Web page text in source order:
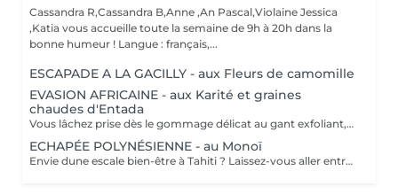
Cassandra R,Cassandra B,Anne ,An Pascal,Violaine Jessica
,Katia vous accueille toute la semaine de 9h à 20h dans la
bonne humeur ! Langue : français,...
ESCAPADE A LA GACILLY - aux Fleurs de camomille
EVASION AFRICAINE - aux Karité et graines
chaudes d'Entada
Vous lâchez prise dès le gommage délicat au gant exfoliant, qui alterne lissages et effleurages. Notre esthéticienne applique ensuite lonctueuse huile Orientale à base dhuile dArgan sur lensemble de votre corps et grâce à sa gestuelle précise libère lensemble des tensions. Bénéfices : Vous êtes délassée et votre peau est douce et satinée.
ECHAPÉE POLYNÉSIENNE - au Monoï
Envie dune escale bien-être à Tahiti ? Laissez-vous aller entre nos mains, lors dun voyage des sens à lhuile de Monoï. Secret de beauté des vahinés, le Monoï est extrait des fleurs de Tiaré, emblèmes de Tahiti. Ce modelage inspiré de la tradition ancestrale polynésienne permet à lensemble de votre corps de retrouver son harmonie. De longs mouvements des mains et des avant-bras, au rythme du va-et-vient des vagues, chassent les toxines et libèrent les tensions. Votre corps et votre esprit sont apaisés. Vous repartez avec la peau soyeuse et parfumée du divin sillage des fleurs de Tahiti.